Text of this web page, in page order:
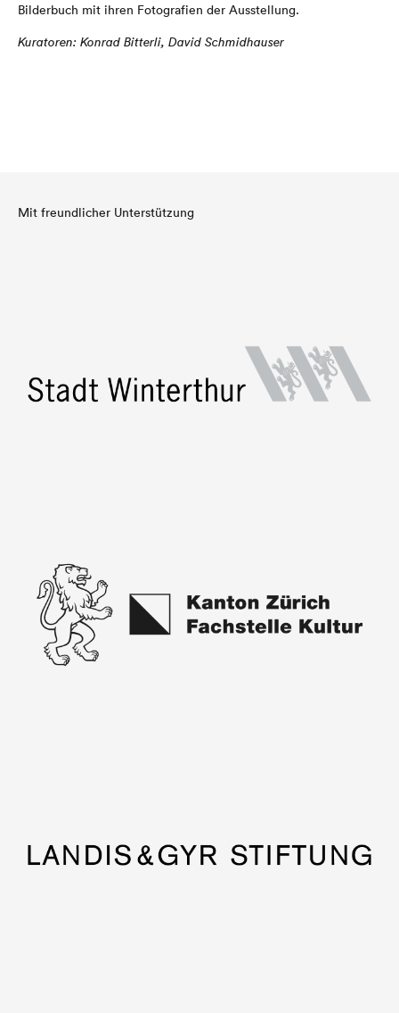
Bilderbuch mit ihren Fotografien der Ausstellung.
Kuratoren: Konrad Bitterli, David Schmidhauser
Mit freundlicher Unterstützung